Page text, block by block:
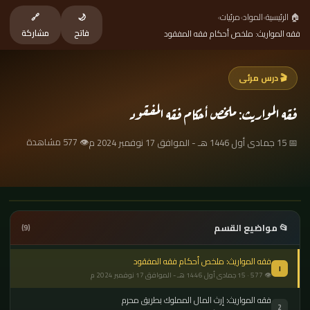
🏠 الرئيسية›المواد›مرئيات›
فقه المواريث: ملخص أحكام فقه المفقود
🌙
فاتح
🔗
مشاركة
🎬 درس مرئى
فقه المواريث: ملخص أحكام فقه المفقود
📅 15 جمادى أول 1446 هـ - الموافق 17 نوفمبر 2024 م 👁 577 مشاهدة
📂 مواضيع القسم (9)
١ فقه المواريث: ملخص أحكام فقه المفقود
👁 577 · 15 جمادى أول 1446 هـ - الموافق 17 نوفمبر 2024 م
2 فقه المواريث: إرث المال المملوك بطريق محرم